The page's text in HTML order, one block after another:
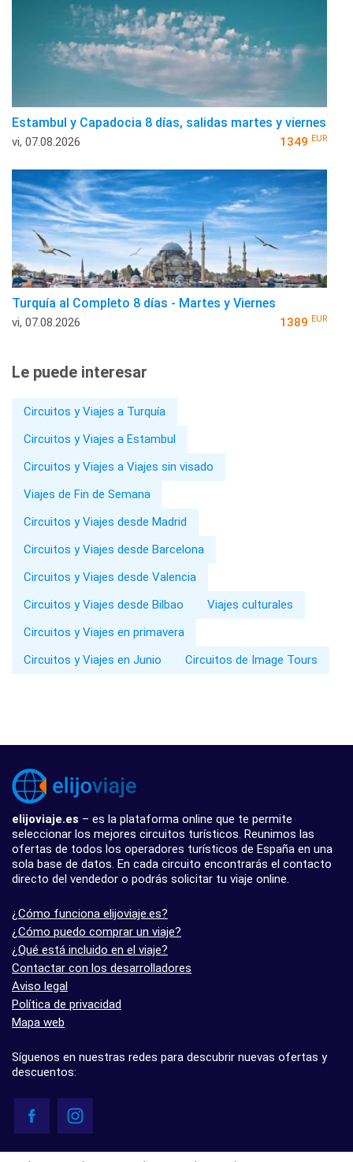
Estambul y Capadocia 8 días, salidas martes y viernes
vi, 07.08.2026 1349 EUR
Turquía al Completo 8 días - Martes y Viernes
vi, 07.08.2026 1389 EUR
Le puede interesar
Circuitos y Viajes a Turquía
Circuitos y Viajes a Estambul
Circuitos y Viajes a Viajes sin visado
Viajes de Fin de Semana
Circuitos y Viajes desde Madrid
Circuitos y Viajes desde Barcelona
Circuitos y Viajes desde Valencia
Circuitos y Viajes desde Bilbao
Viajes culturales
Circuitos y Viajes en primavera
Circuitos y Viajes en Junio
Circuitos de Image Tours
elijoviaje.es – es la plataforma online que te permite
seleccionar los mejores circuitos turísticos. Reunimos las
ofertas de todos los operadores turísticos de España en una
sola base de datos. En cada circuito encontrarás el contacto
directo del vendedor o podrás solicitar tu viaje online.
¿Cómo funciona elijoviaje.es?
¿Cómo puedo comprar un viaje?
¿Qué está incluido en el viaje?
Contactar con los desarrolladores
Aviso legal
Política de privacidad
Mapa web
Síguenos en nuestras redes para descubrir nuevas ofertas y
descuentos: